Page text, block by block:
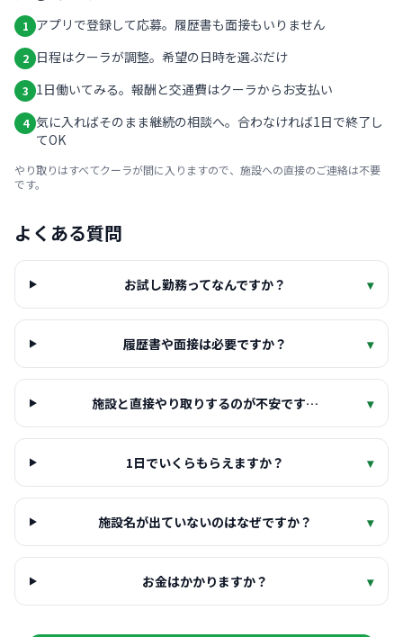
1 アプリで登録して応募。履歴書も面接もいりません
2 日程はクーラが調整。希望の日時を選ぶだけ
3 1日働いてみる。報酬と交通費はクーラからお支払い
4 気に入ればそのまま継続の相談へ。合わなければ1日で終了し
てOK
やり取りはすべてクーラが間に入りますので、施設への直接のご連絡は不要
です。
よくある質問
お試し勤務ってなんですか？ ▾
履歴書や面接は必要ですか？ ▾
施設と直接やり取りするのが不安です… ▾
1日でいくらもらえますか？ ▾
施設名が出ていないのはなぜですか？ ▾
お金はかかりますか？ ▾